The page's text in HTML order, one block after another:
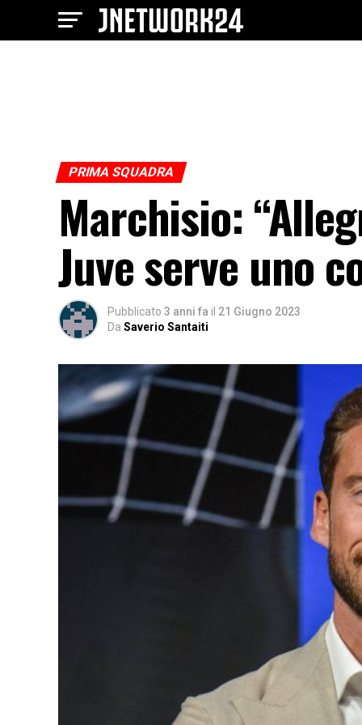
PRIMA SQUADRA
Marchisio:
Juve serve uno
Pubblicato 3 anni fa il 21 Giugno 2023
Da Saverio Santaiti